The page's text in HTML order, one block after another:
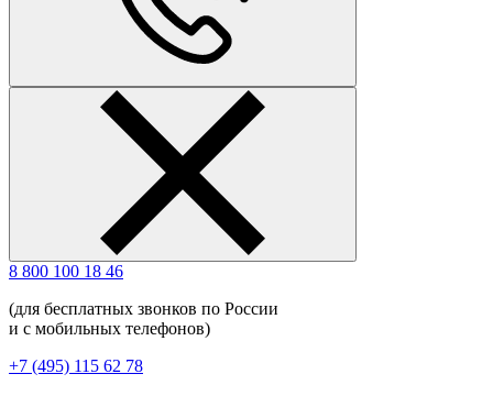
8 800 100 18 46
(для бесплатных звонков по России
и с мобильных телефонов)
+7 (495) 115 62 78